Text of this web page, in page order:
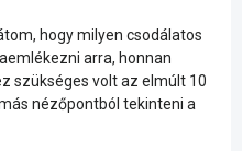
hogy milyen csodálatos
arra, honnan
szükséges volt az elmúlt 10
nézőpontból tekinteni a